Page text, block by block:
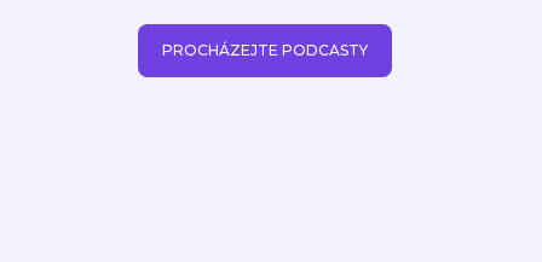
PROCHÁZEJTE PODCASTY